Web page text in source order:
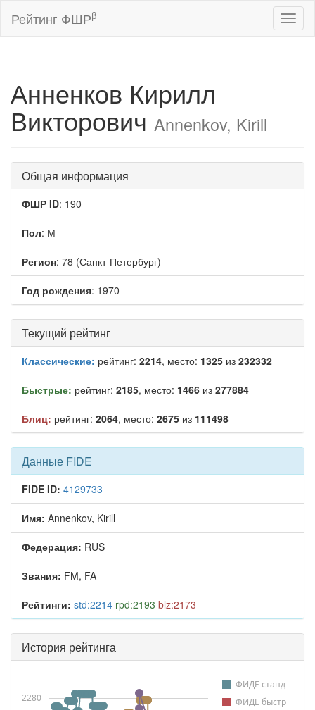
Рейтинг ФШРβ
Анненков Кирилл
Викторович Annenkov, Kirill
Общая информация
ФШР ID: 190
Пол: М
Регион: 78 (Санкт-Петербург)
Год рождения: 1970
Текущий рейтинг
Классические: рейтинг: 2214, место: 1325 из 232332
Быстрые: рейтинг: 2185, место: 1466 из 277884
Блиц: рейтинг: 2064, место: 2675 из 111498
Данные FIDE
FIDE ID: 4129733
Имя: Annenkov, Kirill
Федерация: RUS
Звания: FM, FA
Рейтинги: std:2214 rpd:2193 blz:2173
История рейтинга
ФИДЕ станд
ФИДЕ быстр
2280